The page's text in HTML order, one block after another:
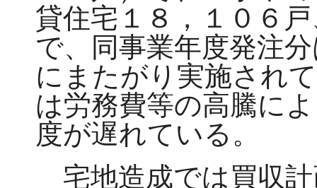
貸住宅１８，１０６
で、同事業年度発注
にまたがり実施され
は労務費等の高騰に
度が遅れている。
宅地造成では買収